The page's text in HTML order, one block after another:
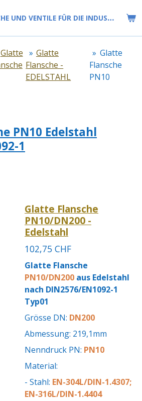
FLANSCHE UND VENTILE FÜR DIE INDUSTRIE
Glatte » Glatte
Flansche -
EDELSTAHL
» Glatte
Flansche
PN10
PN10 Edelstahl
1
Glatte Flansche
PN10/DN200 -
Edelstahl
102,75 CHF
Glatte Flansche
PN10/DN200 aus Edelstahl
nach DIN2576/EN1092-1
Typ01
Grösse DN: DN200
Abmessung: 219,1mm
Nenndruck PN: PN10
Material:
- Stahl: EN-304L/DIN-1.4307;
EN-316L/DIN-1.4404